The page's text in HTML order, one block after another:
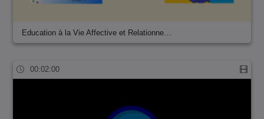
Education à la Vie Affective et Relationne…
00:02:00